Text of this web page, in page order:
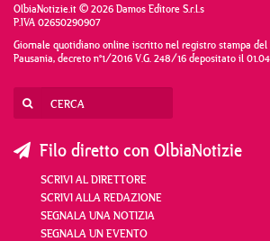
OlbiaNotizie.it © 2026 Damos Editore S.r.l.s
P.IVA 02650290907
Giornale quotidiano online iscritto nel registro stampa del
Pausania, decreto n°1/2016 V.G. 248/16 depositato il
Filo diretto con OlbiaNotizie
SCRIVI AL DIRETTORE
SCRIVI ALLA REDAZIONE
SEGNALA UNA NOTIZIA
SEGNALA UN EVENTO